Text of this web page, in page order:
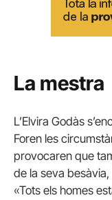
La mestra
L’Elvira Godàs
Foren les
provocaren que
de la seva besàvia,
«Tots els homes